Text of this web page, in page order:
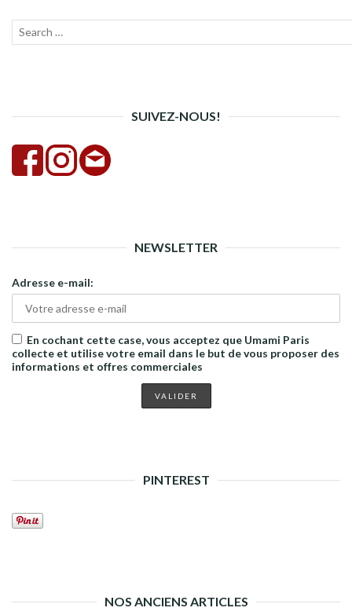
Recherche
SUIVEZ-NOUS!
NEWSLETTER
Adresse e-mail:
En cochant cette case, vous acceptez que Umami Paris
collecte et utilise votre email dans le but de vous proposer des
informations et offres commerciales
PINTEREST
NOS ANCIENS ARTICLES